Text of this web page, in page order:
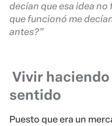
decían que esa idea
que funcionó me
antes?”
Vivir
sentido
Puesto que era un